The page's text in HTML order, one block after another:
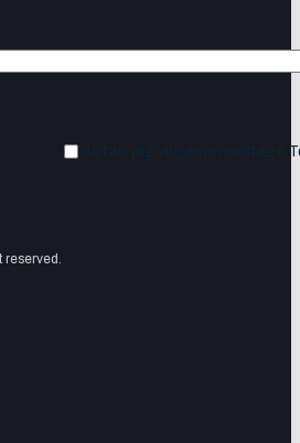
Ja tak, jeg vil gerne modtage